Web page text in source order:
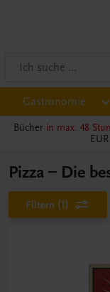
Gastronomie
Bücher in max. 48
Pizza – Die
Filtern (1)